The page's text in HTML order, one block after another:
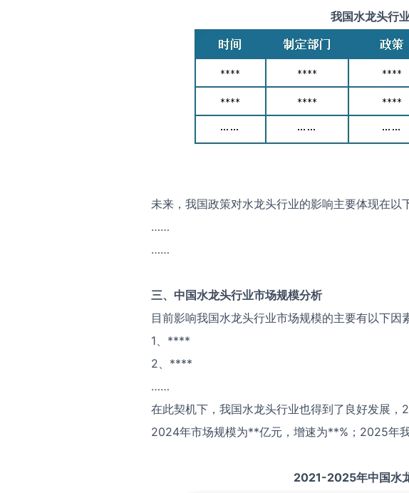
我国水龙头行
未来，我国政策对水龙头行业的影响主要体现在以
……
……
三、中国水龙头行业市场规模分析
目前影响我国水龙头行业市场规模的主要有以下因
1、****
2、****
……
在此契机下，我国水龙头行业也得到了良好发展
2024年市场规模为**亿元，增速为**%；2025年
2021-2025年中国水